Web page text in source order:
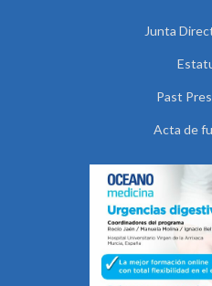
Junta
Past
Acta de